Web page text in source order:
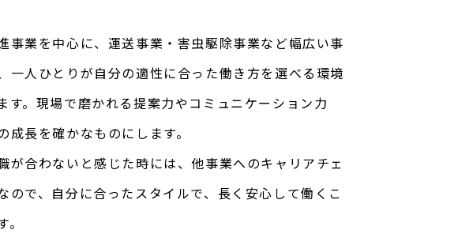
事業を中心に、運送事業・害虫駆除事業など幅広い事
一人ひとりが自分の適性に合った働き方を選べる環境
す。現場で磨かれる提案力やコミュニケーション力
成長を確かなものにします。
が合わないと感じた時には、他事業へのキャリアチェ
ので、自分に合ったスタイルで、長く安心して働くこ